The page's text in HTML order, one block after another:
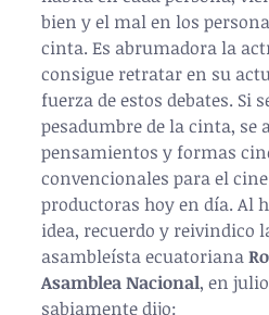
bien y el mal en los
cinta. Es abrumadora la
consigue retratar en su
fuerza de estos debates. Si
pesadumbre de la cinta, se
pensamientos y formas
convencionales para el
productoras hoy en día. Al
idea, recuerdo y reivindico
asambleísta ecuatoriana
Asamblea Nacional, en
sabiamente dijo: